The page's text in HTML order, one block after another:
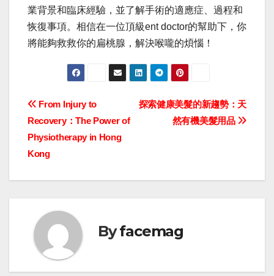
業背景和臨床經驗，並了解手術的適應症、過程和
恢復事項。相信在一位頂級ent doctor的幫助下，你
將能夠救救你的扁桃腺，解決喉嚨的煩惱！
Post
navigation
探索健康美髮的新趨勢：天
然有機美髮用品
From Injury to
Recovery：The Power of
Physiotherapy in Hong
Kong
Byfacemag